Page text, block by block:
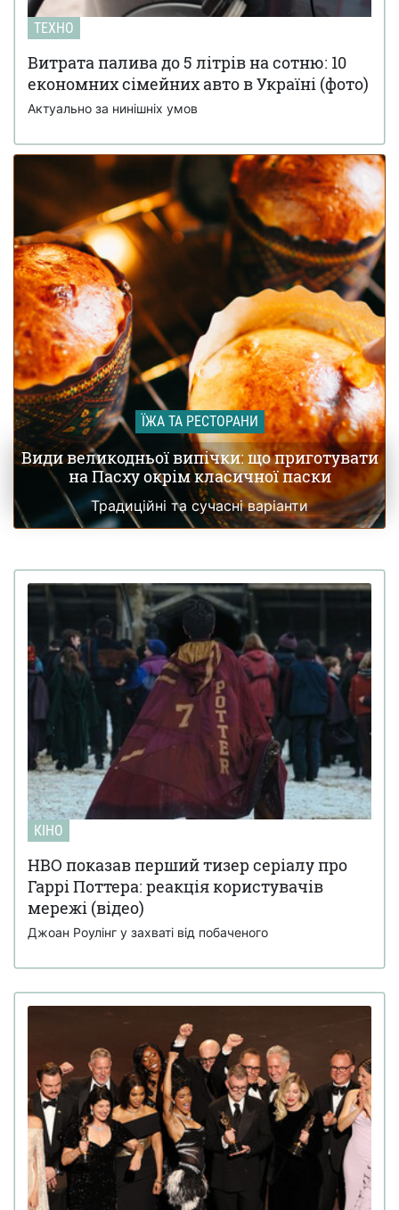
ТЕХНО
Витрата палива до 5 літрів на сотню: 10
економних сімейних авто в Україні (фото)
Актуально за нинішніх умов
ЇЖА ТА РЕСТОРАНИ
Види великодньої випічки: що приготувати
на Пасху окрім класичної паски
Традиційні та сучасні варіанти
КІНО
HBO показав перший тизер серіалу про
Гаррі Поттера: реакція користувачів
мережі (відео)
Джоан Роулінг у захваті від побаченого